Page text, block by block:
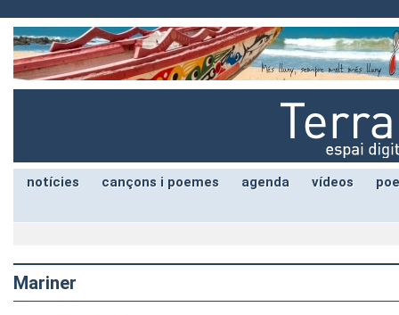
notícies cançons i poemes agenda vídeos
Mariner